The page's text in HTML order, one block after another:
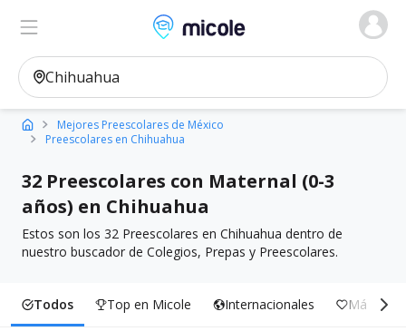
Micole, buscador de colegios
Ver en el mapa
Mejores Preescolares de México
Preescolares en Chihuahua
32 Preescolares con Maternal (0-3
años) en Chihuahua
Estos son los 32 Preescolares en Chihuahua dentro de
nuestro buscador de Colegios, Prepas y Preescolares.
Todos Top en Micole Internacionales Más